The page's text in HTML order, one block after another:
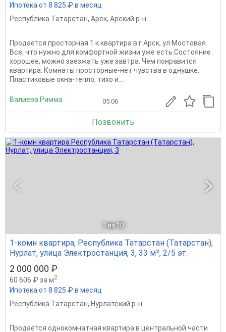
Ипотека от 8 825 ₽ в месяц
Республика Татарстан, Арск, Арский р-н
Продается просторная 1 к квартира в г Арск, ул Мостовая.
Все, что нужно для комфортной жизни уже есть.Состояние
хорошее, можно заезжать уже завтра. Чем понравится
квартира: Комнаты просторные-нет чувства в однушке.
Пластиковые окна-тепло, тихо и...
Валиева Римма 05.06
Позвонить
1 из 10
1-комн квартира, Республика Татарстан (Татарстан),
Нурлат, улица Электростанция, 3, 33 м², 2/5 эт.
2 000 000 ₽
60 606 ₽ за м2
Ипотека от 8 825 ₽ в месяц
Республика Татарстан, Нурлатский р-н
Продаётся однокомнатная квартира в центральной части